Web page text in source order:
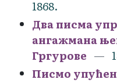
1868.
Два писма
ангажмана
Гргурове
Писмо